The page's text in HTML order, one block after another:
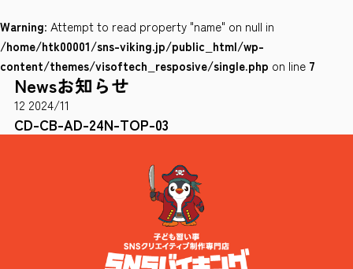
0120-78-8169
［受付時間］ 9：00～18：00 ※土・日・祝祭日・年末年始は除く
お問い合わせはこちら
Warning: Attempt to read property "name" on null in
/home/htk00001/sns-viking.jp/public_html/wp-
content/themes/visoftech_resposive/single.php on line 7
Newsお知らせ
12 2024/11
CD-CB-AD-24N-TOP-03